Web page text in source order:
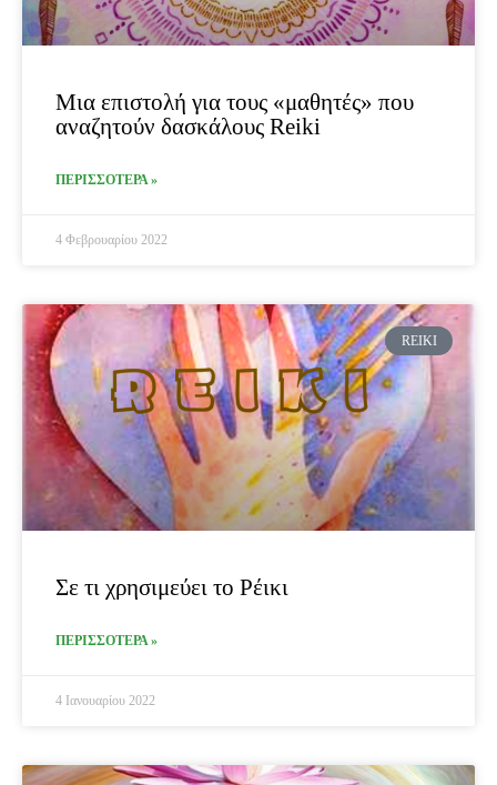
Μια επιστολή για τους «μαθητές» που
αναζητούν δασκάλους Reiki
ΠΕΡΙΣΣΟΤΕΡΑ »
4 Φεβρουαρίου 2022
REIKI
Σε τι χρησιμεύει το Ρέικι
ΠΕΡΙΣΣΟΤΕΡΑ »
4 Ιανουαρίου 2022